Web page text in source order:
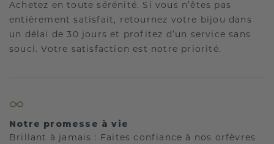
Achetez en toute sérénité. Si vous n’êtes pas
entièrement satisfait, retournez votre bijou dans
un délai de 30 jours et profitez d’un service sans
souci. Votre satisfaction est notre priorité.
Notre promesse à vie
Brillant à jamais : Faites confiance à nos orfèvres